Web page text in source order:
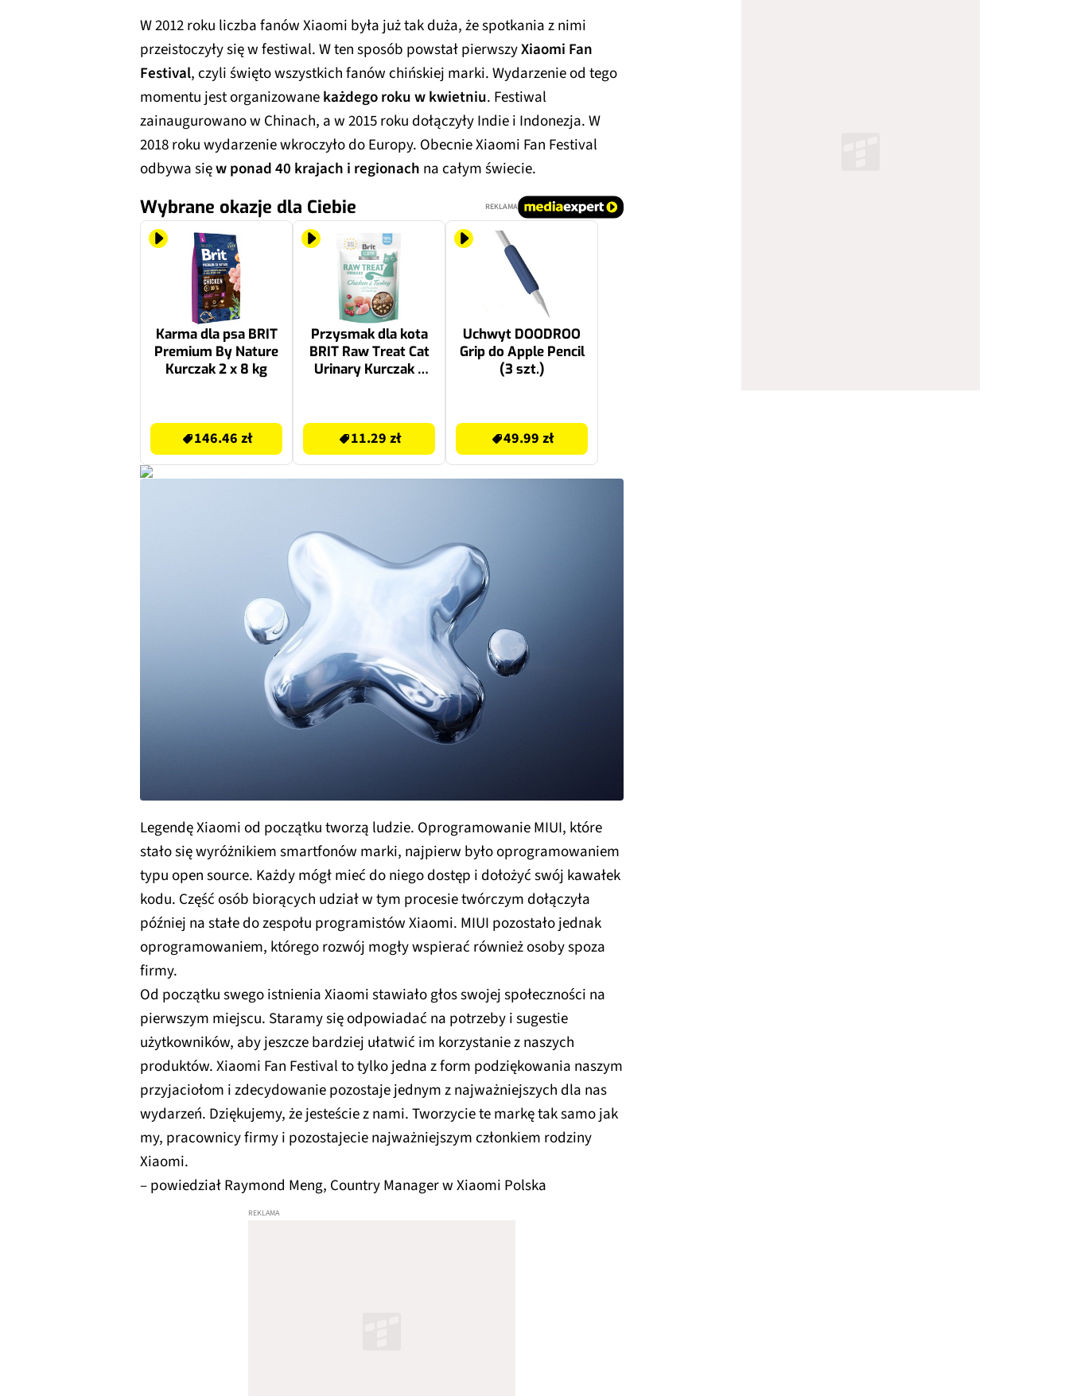
W 2012 roku liczba fanów Xiaomi była już tak duża, że spotkania z nimi
przeistoczyły się w festiwal. W ten sposób powstał pierwszyXiaomi Fan
Festival, czyli święto wszystkich fanów chińskiej marki. Wydarzenie od tego
momentu jest organizowanekażdego roku w kwietniu. Festiwal
zainaugurowano w Chinach, a w 2015 roku dołączyły Indie i Indonezja. W
2018 roku wydarzenie wkroczyło do Europy. Obecnie Xiaomi Fan Festival
odbywa sięw ponad 40 krajach i regionach na całym świecie.
Wybrane okazje dla Ciebie REKLAMA
Karma dla psa BRIT
Premium By Nature
Kurczak 2 x 8 kg
146.46 zł
Przysmak dla kota
BRIT Raw Treat Cat
Urinary Kurczak z
11.29 zł
Uchwyt DOODROO
Grip do Apple Pencil
(3 szt.)
49.99 zł
Legendę Xiaomi od początku tworzą ludzie. Oprogramowanie MIUI, które
stało się wyróżnikiem smartfonów marki, najpierw było oprogramowaniem
typu open source. Każdy mógł mieć do niego dostęp i dołożyć swój kawałek
kodu. Część osób biorących udział w tym procesie twórczym dołączyła
później na stałe do zespołu programistów Xiaomi. MIUI pozostało jednak
oprogramowaniem, którego rozwój mogły wspierać również osoby spoza
firmy.
Od początku swego istnienia Xiaomi stawiało głos swojej społeczności na
pierwszym miejscu. Staramy się odpowiadać na potrzeby i sugestie
użytkowników, aby jeszcze bardziej ułatwić im korzystanie z naszych
produktów. Xiaomi Fan Festival to tylko jedna z form podziękowania naszym
przyjaciołom i zdecydowanie pozostaje jednym z najważniejszych dla nas
wydarzeń. Dziękujemy, że jesteście z nami. Tworzycie te markę tak samo jak
my, pracownicy firmy i pozostajecie najważniejszym członkiem rodziny
Xiaomi.
– powiedział Raymond Meng, Country Manager w Xiaomi Polska